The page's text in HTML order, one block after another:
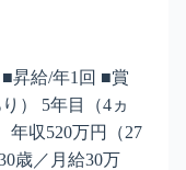
■昇給/年1回 ■賞
） 5年目（4ヵ
年収520万円（27
歳／月給30万